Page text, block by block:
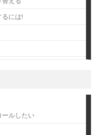
には!
ールしたい